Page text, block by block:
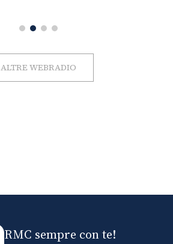
ALTRE WEBRADIO
RMC sempre con te!